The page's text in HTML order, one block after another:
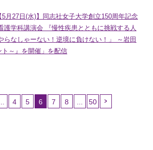
月27日(水)】同志社女子大学創立150周年記念
護学科講演会 『慢性疾患とともに挑戦する人
らなしゃーない！逆境に負けない！」 ～岩田
～』を開催」を配信
4 5
6
7 8 50